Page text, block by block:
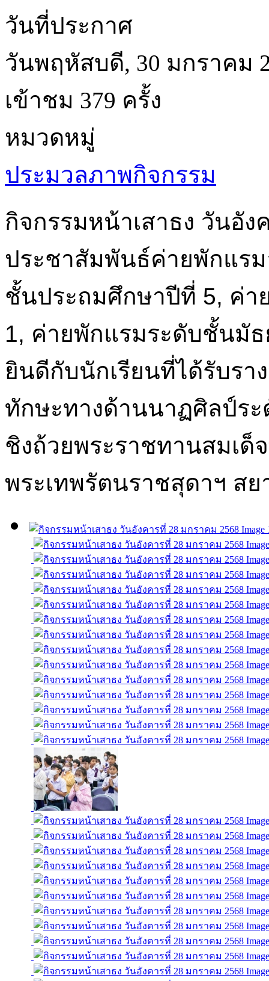
วันที่ประกาศ
วันพฤหัสบดี, 30 มกราคม
เข้าชม 379 ครั้ง
หมวดหมู่
ประมวลภาพกิจกรรม
กิจกรรมหน้าเสาธง วันอั
ประชาสัมพันธ์ค่ายพักแร
ชั้นประถมศึกษาปีที่ 5, ค่า
1, ค่ายพักแรมระดับชั้นมั
ยินดีกับนักเรียนที่ได้รับรา
ทักษะทางด้านนาฏศิลป์ร
ชิงถ้วยพระราชทานสมเด็
พระเทพรัตนราชสุดาฯ ส